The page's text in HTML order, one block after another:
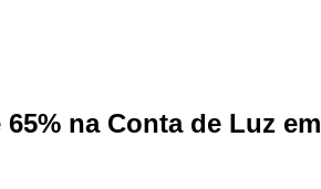
na Conta de Luz em